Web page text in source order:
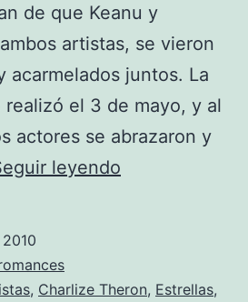
de que Keanu y
artistas, se vieron
acarmelados juntos. La
el 3 de mayo, y al
actores se abrazaron y
leyendo
Theron
, Charlize Theron, Estrellas,